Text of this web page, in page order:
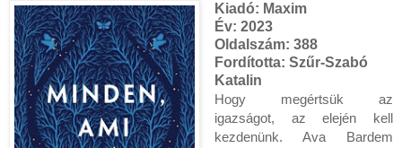
Kiadó: Maxim
Év: 2023
Oldalszám: 388
Fordította: Szűr-Szabó
Katalin
Hogy megértsük az
igazságot, az elején kell
kezdenünk. Ava Bardem